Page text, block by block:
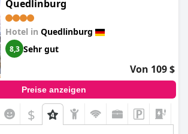
Quedlinburg
Hotel in Quedlinburg
8,3 Sehr gut
Von 109 $
Preise anzeigen
$